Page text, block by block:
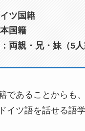
ツ国籍
国籍
両親・兄・妹（5人
であることからも
イツ語を話せる語